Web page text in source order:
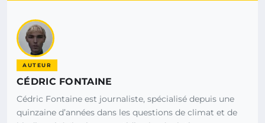
AUTEUR
CÉDRIC FONTAINE
Cédric Fontaine est journaliste, spécialisé depuis une
quinzaine d’années dans les questions de climat et de